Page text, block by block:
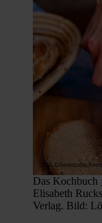
Das Kochbuch
Elisabeth
Verlag. Bild: